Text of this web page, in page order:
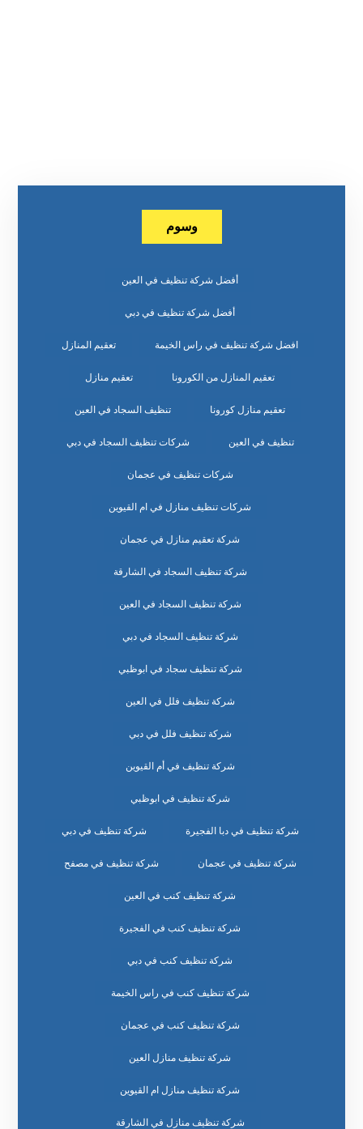
وسوم
أفضل شركة تنظيف في العين
أفضل شركة تنظيف في دبي
افضل شركة تنظيف في راس الخيمة تعقيم المنازل
تعقيم المنازل من الكورونا تعقيم منازل
تعقيم منازل كورونا تنظيف السجاد في العين
تنظيف في العين شركات تنظيف السجاد في دبي
شركات تنظيف في عجمان
شركات تنظيف منازل في ام القيوين
شركة تعقيم منازل في عجمان
شركة تنظيف السجاد في الشارقة
شركة تنظيف السجاد في العين
شركة تنظيف السجاد في دبي
شركة تنظيف سجاد في ابوظبي
شركة تنظيف فلل في العين
شركة تنظيف فلل في دبي
شركة تنظيف في أم القيوين
شركة تنظيف في ابوظبي
شركة تنظيف في دبا الفجيرة شركة تنظيف في دبي
شركة تنظيف في عجمان شركة تنظيف في مصفح
شركة تنظيف كنب في العين
شركة تنظيف كنب في الفجيرة
شركة تنظيف كنب في دبي
شركة تنظيف كنب في راس الخيمة
شركة تنظيف كنب في عجمان
شركة تنظيف منازل العين
شركة تنظيف منازل ام القيوين
شركة تنظيف منازل في الشارقة